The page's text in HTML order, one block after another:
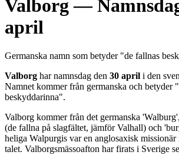
Valborg —
april
Germanska namn som betyder "de fallnas
Valborg har namnsdag den 30 april i den
Namnet kommer från germanska och betyder "
beskyddarinna".
Valborg kommer från det germanska
(de fallna på slagfältet, jämför Valhall) och
heliga Walpurgis var en anglosaxisk
talet. Valborgsmässoafton har firats i Sverige